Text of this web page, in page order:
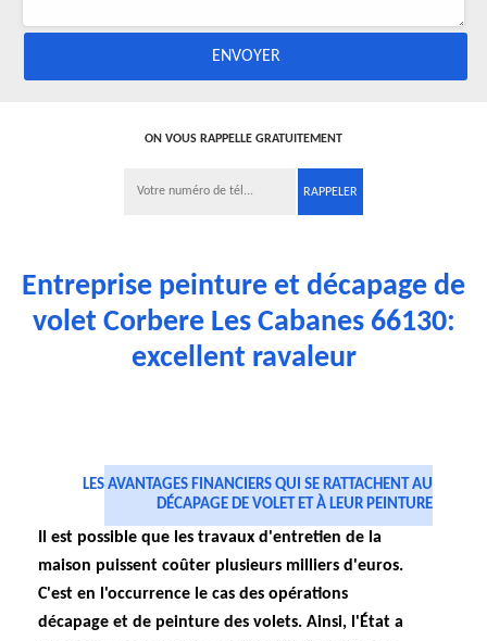
ON VOUS RAPPELLE GRATUITEMENT
Entreprise peinture et décapage de
volet Corbere Les Cabanes 66130:
excellent ravaleur
LES AVANTAGES FINANCIERS QUI SE RATTACHENT AU
DÉCAPAGE DE VOLET ET À LEUR PEINTURE
Il est possible que les travaux d'entretien de la
maison puissent coûter plusieurs milliers d'euros.
C'est en l'occurrence le cas des opérations
décapage et de peinture des volets. Ainsi, l'État a